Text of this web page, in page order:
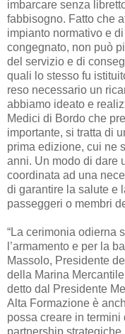
imbarcare senza
fabbisogno. Fatto che
impianto normativo e
congegnato, non può
del servizio e di
quali lo stesso fu
reso necessario un
abbiamo ideato e
Medici di Bordo che
importante, si tratta di
prima edizione, cui ne
anni. Un modo di dare
coordinata ad una
di garantire la salute e
passeggeri o membri
“La cerimonia odierna
l’armamento e per la
Massolo, Presidente
della Marina
detto dal Presidente
Alta Formazione è
possa creare in
partnership